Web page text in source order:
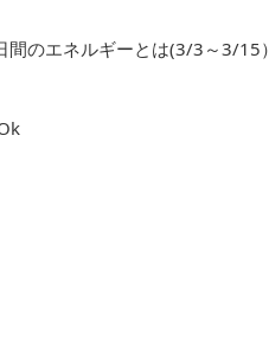
のエネルギーとは(3/3～3/15）